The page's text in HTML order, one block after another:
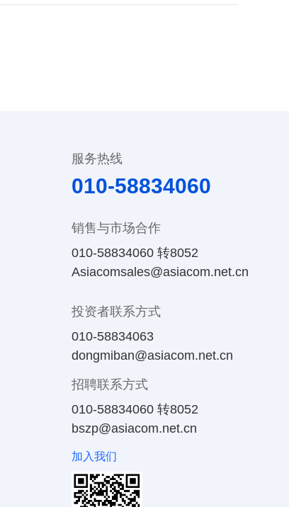
服务热线
010-58834060
销售与市场合作
010-58834060 转8052
Asiacomsales@asiacom.net.cn
投资者联系方式
010-58834063
dongmiban@asiacom.net.cn
招聘联系方式
010-58834060 转8052
bszp@asiacom.net.cn
加入我们